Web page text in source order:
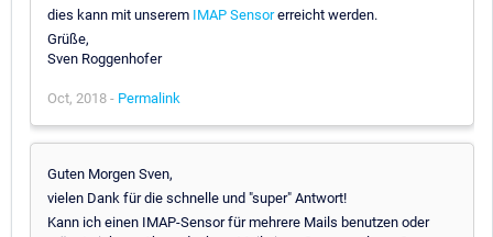
dies kann mit unserem IMAP Sensorerreicht werden.
Grüße,
Sven Roggenhofer
Oct, 2018 - Permalink
Guten Morgen Sven,
vielen Dank für die schnelle und "super" Antwort!
Kann ich einen IMAP-Sensor für mehrere Mails benutzen oder